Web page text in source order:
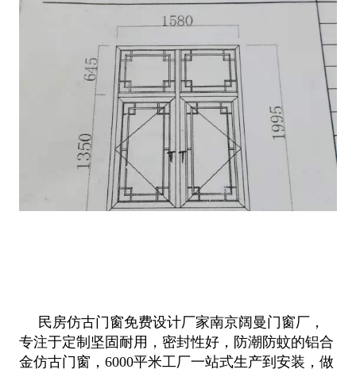
民房仿古门窗免费设计厂家南京阔曼门窗厂，
专注于定制坚固耐用，密封性好，防潮防蚊的铝合
金仿古门窗，6000平米工厂一站式生产到安装，做